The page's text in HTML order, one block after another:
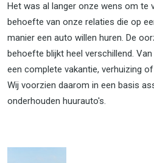
Het was al langer onze wens om te
behoefte van onze relaties die op
manier een auto willen huren. De
behoefte blijkt heel verschillend.
een complete vakantie, verhuizing
Wij voorzien daarom in een basis
onderhouden huurauto's.